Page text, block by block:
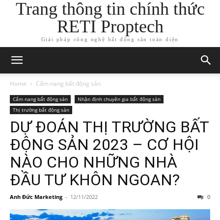
Trang thông tin chính thức
RETI Proptech
Giải pháp công nghệ bất động sản toàn diện
Home Cẩm nang bất động sản
Cẩm nang bất động sản
Nhận định chuyên gia bất động sản
Thị trường bất động sản
DỰ ĐOÁN THỊ TRƯỜNG BẤT
ĐỘNG SẢN 2023 – CƠ HỘI
NÀO CHO NHỮNG NHÀ
ĐẦU TƯ KHÔN NGOAN?
Anh Đức Marketing - 12/11/2022 0